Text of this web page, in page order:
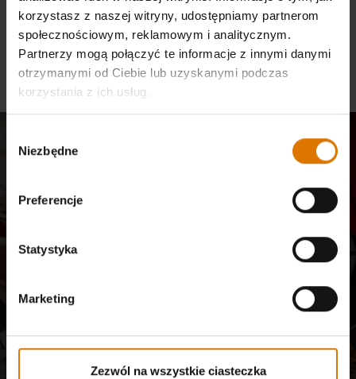
korzystasz z naszej witryny, udostępniamy partnerom
społecznościowym, reklamowym i analitycznym.
Partnerzy mogą połączyć te informacje z innymi danymi
otrzymanymi od Ciebie lub uzyskanymi podczas
korzystania z ich usług.
zgody
Niezbędne
Preferencje
Statystyka
Marketing
Zezwól na wszystkie ciasteczka
Wysyłane pocztą elektroniczną aktualności od mistrzów
Adres e-mail Zapisz się
Zarejestruj mnie w celu otrzymywania wiadomości drogą elektroniczną od Weber-
Stephen Polska sp. z o.o. i Weber-Stephen Deutschland GmbH, zawierających
ekskluzywne treści od firmy Weber, takie jak przepisy kulinarne, informacje o